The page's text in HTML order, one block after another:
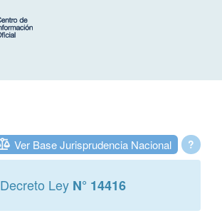
?
Ver Base Jurisprudencia Nacional
Decreto Ley N° 14416